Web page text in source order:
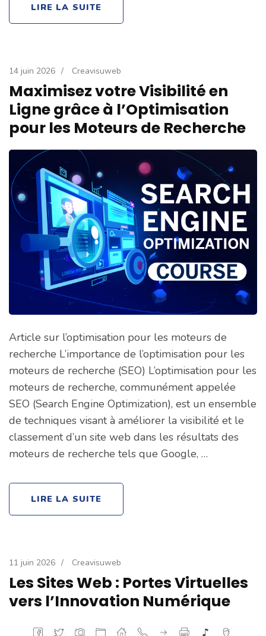
LIRE LA SUITE
14 juin 2026 / Creavisuweb
Maximisez votre Visibilité en
Ligne grâce à l’Optimisation
pour les Moteurs de Recherche
Article sur l’optimisation pour les moteurs de
recherche L’importance de l’optimisation pour les
moteurs de recherche (SEO) L’optimisation pour les
moteurs de recherche, communément appelée
SEO (Search Engine Optimization), est un ensemble
de techniques visant à améliorer la visibilité et le
classement d’un site web dans les résultats des
moteurs de recherche tels que Google, …
LIRE LA SUITE
11 juin 2026 / Creavisuweb
Les Sites Web : Portes Virtuelles
vers l’Innovation Numérique